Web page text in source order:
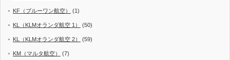
KF（ブルーワン航空） (1)
KL（KLMオランダ航空 1） (50)
KL（KLMオランダ航空 2） (59)
KM（マルタ航空） (7)